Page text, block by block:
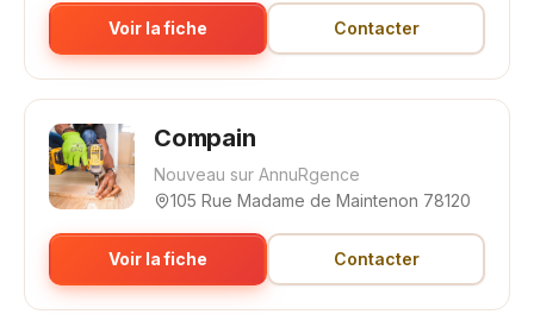
Voir la fiche Contacter
Compain
Nouveau sur AnnuRgence
105 Rue Madame de Maintenon 78120
Voir la fiche Contacter